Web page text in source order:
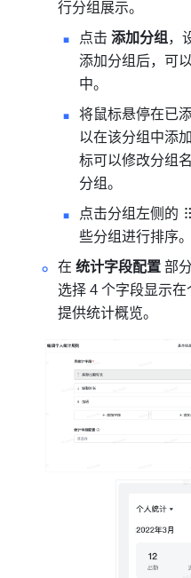
行分组展示。
点击 添加分组，
添加分组后，可
中。
将鼠标悬停在已
以在该分组中添
标可以修改分组
分组。
点击分组左侧的
些分组进行排序。
在 统计字段配置 部
选择 4 个字段显示
提供统计概览。